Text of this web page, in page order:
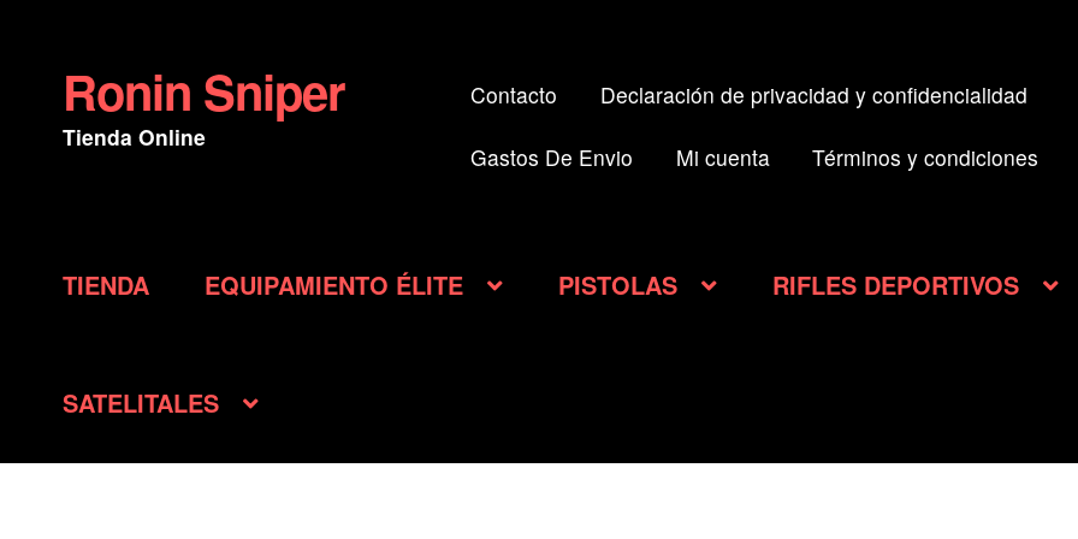
Ir
a
la
Ir
al
contenido
Ronin Sniper
Tienda Online
Contacto Declaración de privacidad y confidencialidad
Gastos De Envio Mi cuenta Términos y condiciones
TIENDA EQUIPAMIENTO ÉLITE PISTOLAS RIFLES DEPORTIVOS
SATELITALES